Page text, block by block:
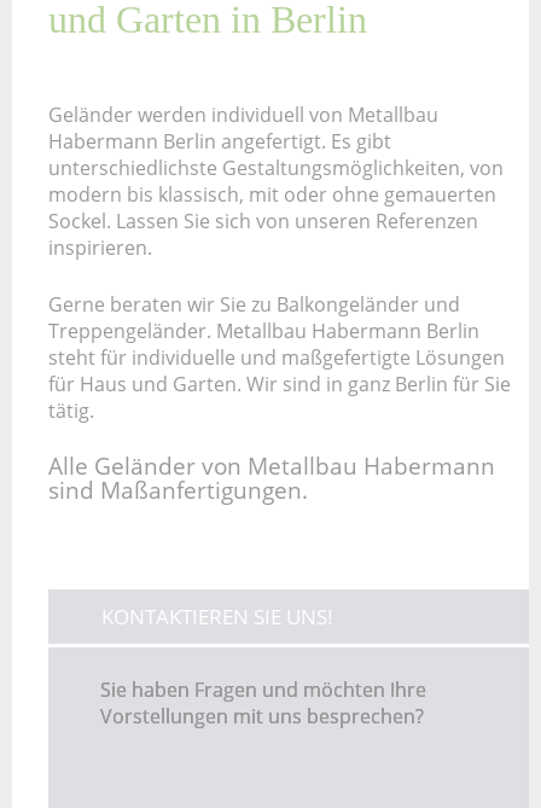
und Garten in Berlin
Geländer werden individuell von Metallbau
Habermann Berlin angefertigt. Es gibt
unterschiedlichste Gestaltungsmöglichkeiten, von
modern bis klassisch, mit oder ohne gemauerten
Sockel. Lassen Sie sich von unseren Referenzen
inspirieren.
Gerne beraten wir Sie zu Balkongeländer und
Treppengeländer. Metallbau Habermann Berlin
steht für individuelle und maßgefertigte Lösungen
für Haus und Garten. Wir sind in ganz Berlin für Sie
tätig.
Alle Geländer von Metallbau Habermann
sind Maßanfertigungen.
KONTAKTIEREN SIE UNS!
Sie haben Fragen und möchten Ihre
Vorstellungen mit uns besprechen?